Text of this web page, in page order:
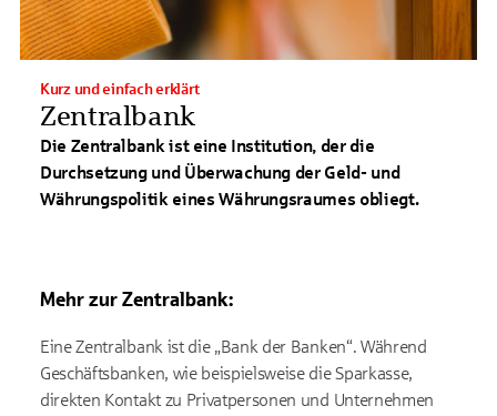
Zentralbank
Kurz und einfach erklärt
Die Zentralbank ist eine Institution, der die
Durchsetzung und Überwachung der Geld- und
Währungspolitik eines Währungsraumes obliegt.
Mehr zur Zentralbank:
Eine Zentralbank ist die „Bank der Banken“. Während
Geschäftsbanken, wie beispielsweise die Sparkasse,
direkten Kontakt zu Privatpersonen und Unternehmen